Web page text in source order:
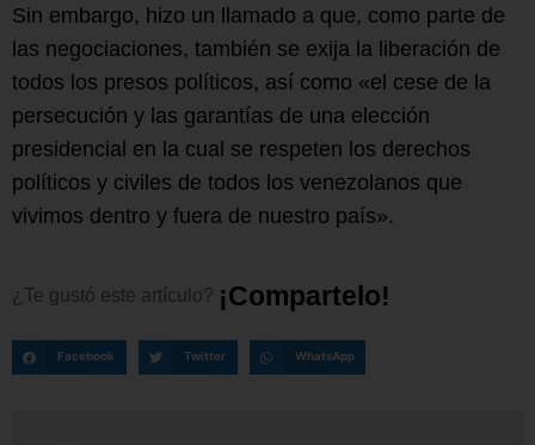
Sin embargo, hizo un llamado a que, como parte de
las negociaciones, también se exija la liberación de
todos los presos políticos, así como «el cese de la
persecución y las garantías de una elección
presidencial en la cual se respeten los derechos
políticos y civiles de todos los venezolanos que
vivimos dentro y fuera de nuestro país».
¿Te gustó este artículo? ¡Compartelo!
Facebook Twitter WhatsApp